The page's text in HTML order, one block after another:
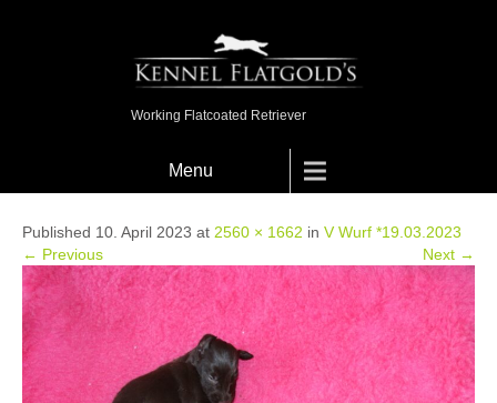
Working Flatcoated Retriever
Menu
Published 10. April 2023 at 2560 × 1662 in V Wurf *19.03.2023
← Previous
Next →